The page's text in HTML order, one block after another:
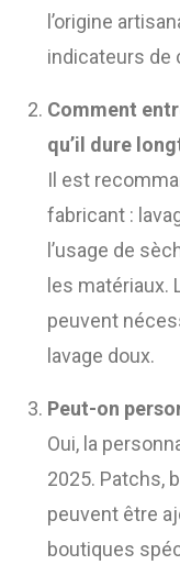
l’origine
indicateurs de
Comment
qu’il dure
Il est
fabricant :
l’usage de
les matériaux.
peuvent
lavage doux.
Peut-on
Oui, la
2025. Patchs,
peuvent être
boutiques